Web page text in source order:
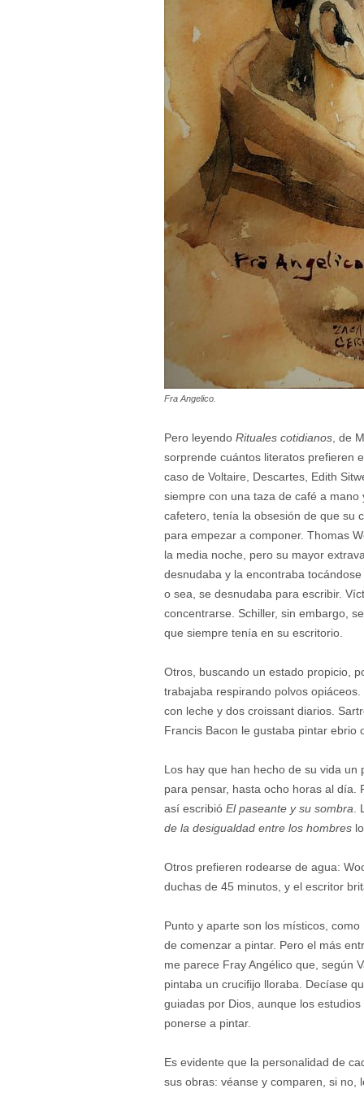
Fra Angelico.
Pero leyendoRituales cotidianos , de
sorprende cuántos literatos prefieren
caso de Voltaire, Descartes, Edith
siempre con una taza de café a
cafetero, tenía la obsesión de que su
para empezar a componer. Thomas
la media noche, pero su mayor
desnudaba y la encontraba
o sea, se desnudaba para escribir.
concentrarse. Schiller, sin embargo,
que siempre tenía en su escritorio.
Otros, buscando un estado propicio,
trabajaba respirando polvos
con leche y dos croissant diarios.
Francis Bacon le gustaba pintar
Los hay que han hecho de su vida
para pensar, hasta ocho horas al día.
así escribióEl paseante y su sombra
de la desigualdad entre los hombres
Otros prefieren rodearse de agua:
duchas de 45 minutos, y el escritor
Punto y aparte son los místicos,
de comenzar a pintar. Pero el más
me parece Fray Angélico que, según
pintaba un crucifijo lloraba. Decíase
guiadas por Dios, aunque los
ponerse a pintar.
Es evidente que la personalidad de
sus obras: véanse y comparen, si no,